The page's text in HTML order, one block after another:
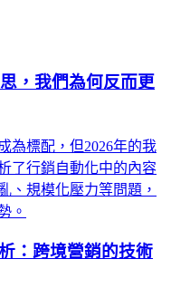
，我們為何反而更
為標配，但2026年的我
了行銷自動化中的內容
、規模化壓力等問題，
。
：跨境營銷的技術